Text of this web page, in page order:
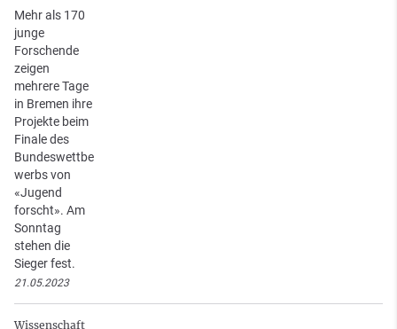
Mehr als 170
junge
Forschende
zeigen
mehrere Tage
in Bremen ihre
Projekte beim
Finale des
Bundeswettbe
werbs von
«Jugend
forscht». Am
Sonntag
stehen die
Sieger fest.
21.05.2023
Wissenschaft